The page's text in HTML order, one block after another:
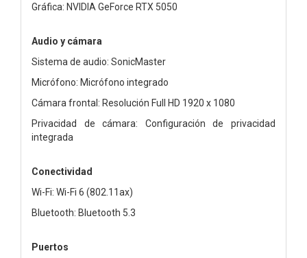
Gráfica: NVIDIA GeForce RTX 5050
Audio y cámara
Sistema de audio: SonicMaster
Micrófono: Micrófono integrado
Cámara frontal: Resolución Full HD 1920 x 1080
Privacidad de cámara: Configuración de privacidad
integrada
Conectividad
Wi-Fi: Wi-Fi 6 (802.11ax)
Bluetooth: Bluetooth 5.3
Puertos